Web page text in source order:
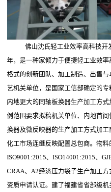
佛山沈氏轻工业效率高科技开
年，是一种家倾力于便捷轻工业效
格式的创新团队、加工制造、出售
艺机关单位，是国家工信部确定的
内地更大的同轴板换器生产加工方
例范围要求拟稿机关单位、内地首
换器及微反映器的生产加工方式加
化工市场连继反映配置总包商。物
ISO9001:2015、ISO14001:2015、
CRAA、A2经济压力袋子生产加工
资质申请认证。建了福建省省部级